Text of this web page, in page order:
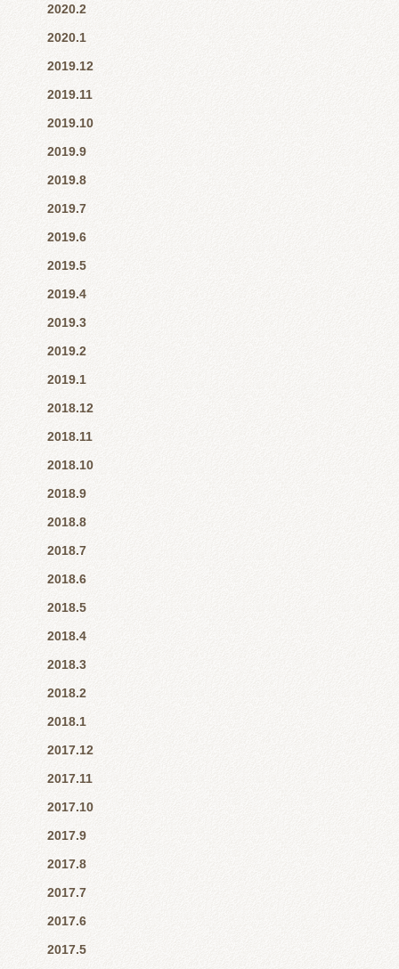
2020.2
2020.1
2019.12
2019.11
2019.10
2019.9
2019.8
2019.7
2019.6
2019.5
2019.4
2019.3
2019.2
2019.1
2018.12
2018.11
2018.10
2018.9
2018.8
2018.7
2018.6
2018.5
2018.4
2018.3
2018.2
2018.1
2017.12
2017.11
2017.10
2017.9
2017.8
2017.7
2017.6
2017.5